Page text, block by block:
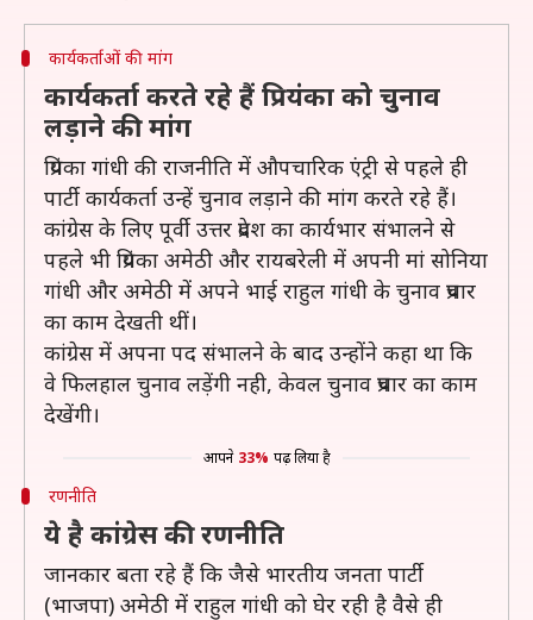
कार्यकर्ताओं की मांग
कार्यकर्ता करते रहे हैं प्रियंका को चुनाव
लड़ाने की मांग
प्रियंका गांधी की राजनीति में औपचारिक एंट्री से पहले ही
पार्टी कार्यकर्ता उन्हें चुनाव लड़ाने की मांग करते रहे हैं।
कांग्रेस के लिए पूर्वी उत्तर प्रदेश का कार्यभार संभालने से
पहले भी प्रियंका अमेठी और रायबरेली में अपनी मां सोनिया
गांधी और अमेठी में अपने भाई राहुल गांधी के चुनाव प्रचार
का काम देखती थीं।
कांग्रेस में अपना पद संभालने के बाद उन्होंने कहा था कि
वे फिलहाल चुनाव लड़ेंगी नही, केवल चुनाव प्रचार का काम
देखेंगी।
आपने 33% पढ़ लिया है
रणनीति
ये है कांग्रेस की रणनीति
जानकार बता रहे हैं कि जैसे भारतीय जनता पार्टी
(भाजपा) अमेठी में राहुल गांधी को घेर रही है वैसे ही